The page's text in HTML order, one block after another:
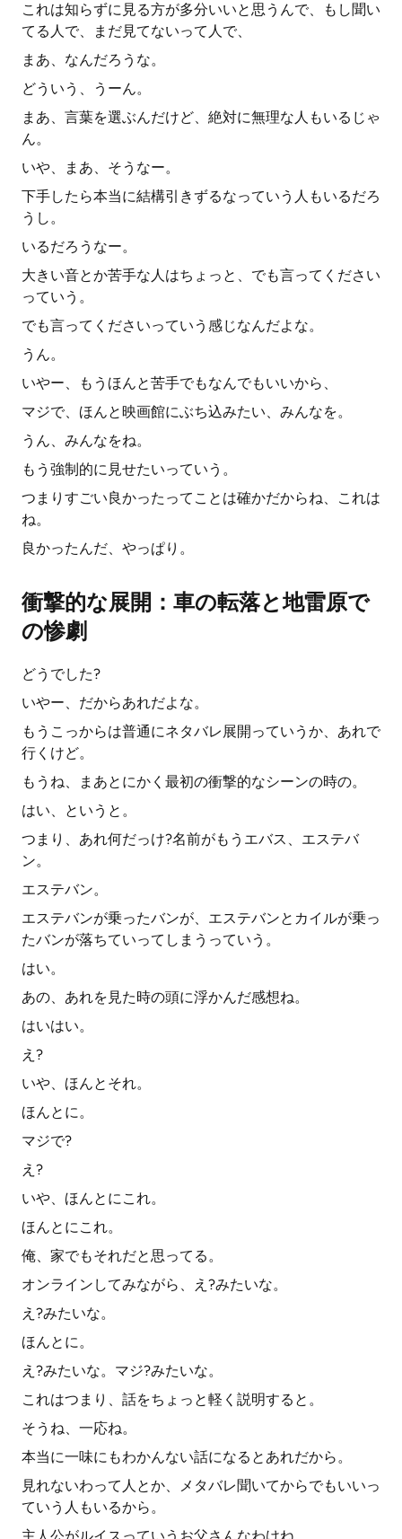
これは知らずに見る方が多分いいと思うんで、もし聞い
てる人で、まだ見てないって人で、
まあ、なんだろうな。
どういう、うーん。
まあ、言葉を選ぶんだけど、絶対に無理な人もいるじゃ
ん。
いや、まあ、そうなー。
下手したら本当に結構引きずるなっていう人もいるだろ
うし。
いるだろうなー。
大きい音とか苦手な人はちょっと、でも言ってください
っていう。
でも言ってくださいっていう感じなんだよな。
うん。
いやー、もうほんと苦手でもなんでもいいから、
マジで、ほんと映画館にぶち込みたい、みんなを。
うん、みんなをね。
もう強制的に見せたいっていう。
つまりすごい良かったってことは確かだからね、これは
ね。
良かったんだ、やっぱり。
衝撃的な展開：車の転落と地雷原で
の惨劇
どうでした?
いやー、だからあれだよな。
もうこっからは普通にネタバレ展開っていうか、あれで
行くけど。
もうね、まあとにかく最初の衝撃的なシーンの時の。
はい、というと。
つまり、あれ何だっけ?名前がもうエバス、エステバ
ン。
エステバン。
エステバンが乗ったバンが、エステバンとカイルが乗っ
たバンが落ちていってしまうっていう。
はい。
あの、あれを見た時の頭に浮かんだ感想ね。
はいはい。
え?
いや、ほんとそれ。
ほんとに。
マジで?
え?
いや、ほんとにこれ。
ほんとにこれ。
俺、家でもそれだと思ってる。
オンラインしてみながら、え?みたいな。
え?みたいな。
ほんとに。
え?みたいな。マジ?みたいな。
これはつまり、話をちょっと軽く説明すると。
そうね、一応ね。
本当に一味にもわかんない話になるとあれだから。
見れないわって人とか、メタバレ聞いてからでもいいっ
ていう人もいるから。